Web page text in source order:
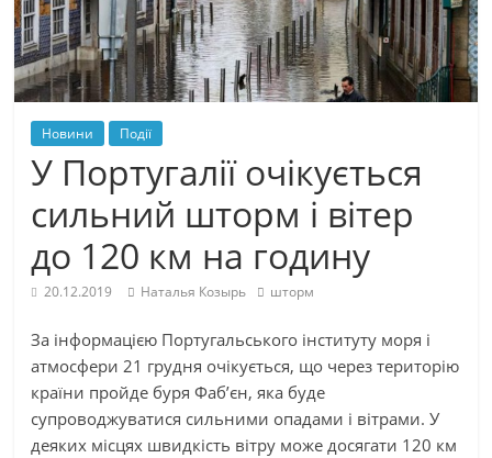
Новини Події
У Португалії очікується
сильний шторм і вітер
до 120 км на годину
20.12.2019 Наталья Козырь шторм
За інформацією Португальського інституту моря і
атмосфери 21 грудня очікується, що через територію
країни пройде буря Фаб’єн, яка буде
супроводжуватися сильними опадами і вітрами. У
деяких місцях швидкість вітру може досягати 120 км